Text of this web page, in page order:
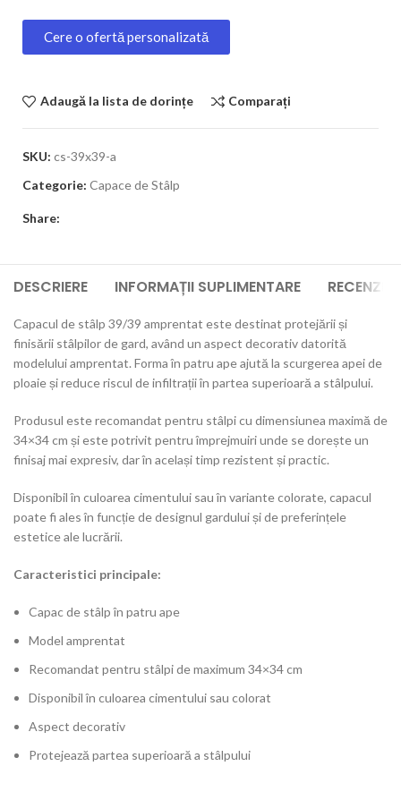
Cere o ofertă personalizată
Adaugă la lista de dorințe Comparați
SKU: cs-39x39-a
Categorie: Capace de Stâlp
Share:
DESCRIERE INFORMAȚII SUPLIMENTARE RECENZII
Capacul de stâlp 39/39 amprentat este destinat protejării și
finisării stâlpilor de gard, având un aspect decorativ datorită
modelului amprentat. Forma în patru ape ajută la scurgerea apei de
ploaie și reduce riscul de infiltrații în partea superioară a stâlpului.
Produsul este recomandat pentru stâlpi cu dimensiunea maximă de
34×34 cm și este potrivit pentru împrejmuiri unde se dorește un
finisaj mai expresiv, dar în același timp rezistent și practic.
Disponibil în culoarea cimentului sau în variante colorate, capacul
poate fi ales în funcție de designul gardului și de preferințele
estetice ale lucrării.
Caracteristici principale:
Capac de stâlp în patru ape
Model amprentat
Recomandat pentru stâlpi de maximum 34×34 cm
Disponibil în culoarea cimentului sau colorat
Aspect decorativ
Protejează partea superioară a stâlpului